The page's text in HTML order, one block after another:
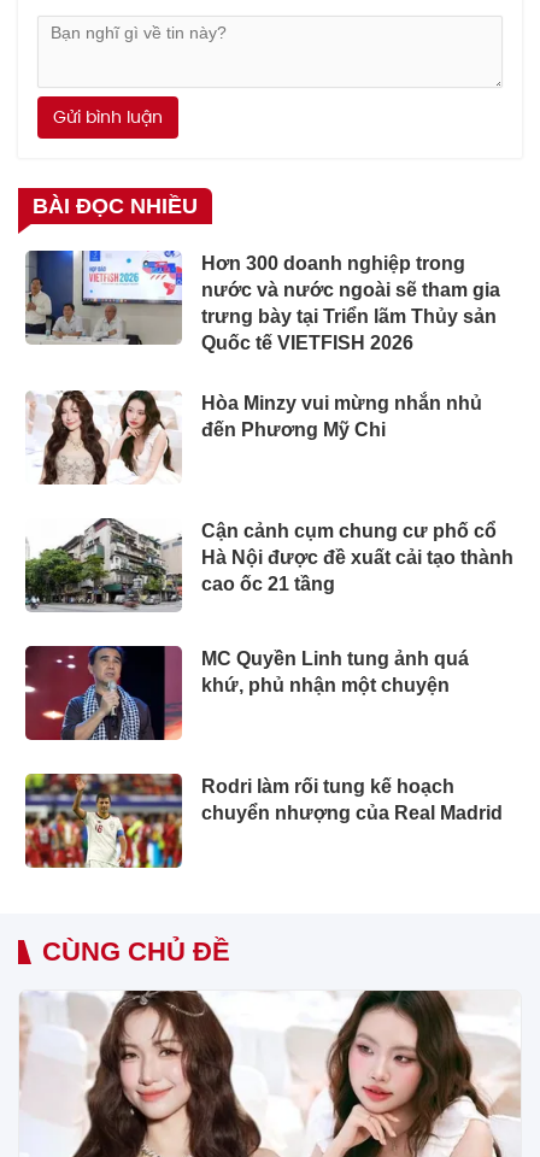
Gửi bình luận
BÀI ĐỌC NHIỀU
Hơn 300 doanh nghiệp trong
nước và nước ngoài sẽ tham gia
trưng bày tại Triển lãm Thủy sản
Quốc tế VIETFISH 2026
Hòa Minzy vui mừng nhắn nhủ
đến Phương Mỹ Chi
Cận cảnh cụm chung cư phố cổ
Hà Nội được đề xuất cải tạo thành
cao ốc 21 tầng
MC Quyền Linh tung ảnh quá
khứ, phủ nhận một chuyện
Rodri làm rối tung kế hoạch
chuyển nhượng của Real Madrid
CÙNG CHỦ ĐỀ